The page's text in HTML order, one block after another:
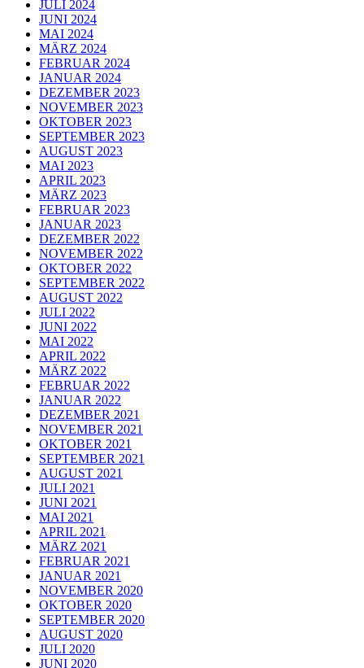
JULI 2024
JUNI 2024
MAI 2024
MÄRZ 2024
FEBRUAR 2024
JANUAR 2024
DEZEMBER 2023
NOVEMBER 2023
OKTOBER 2023
SEPTEMBER 2023
AUGUST 2023
MAI 2023
APRIL 2023
MÄRZ 2023
FEBRUAR 2023
JANUAR 2023
DEZEMBER 2022
NOVEMBER 2022
OKTOBER 2022
SEPTEMBER 2022
AUGUST 2022
JULI 2022
JUNI 2022
MAI 2022
APRIL 2022
MÄRZ 2022
FEBRUAR 2022
JANUAR 2022
DEZEMBER 2021
NOVEMBER 2021
OKTOBER 2021
SEPTEMBER 2021
AUGUST 2021
JULI 2021
JUNI 2021
MAI 2021
APRIL 2021
MÄRZ 2021
FEBRUAR 2021
JANUAR 2021
NOVEMBER 2020
OKTOBER 2020
SEPTEMBER 2020
AUGUST 2020
JULI 2020
JUNI 2020